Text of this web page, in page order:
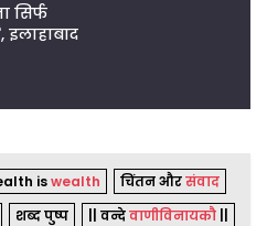
सिर्फ
इलाहाबाद
iswealth चिंतन औरसंवाद
शब्द पुष्प || वन्देवाणीविनायकौ